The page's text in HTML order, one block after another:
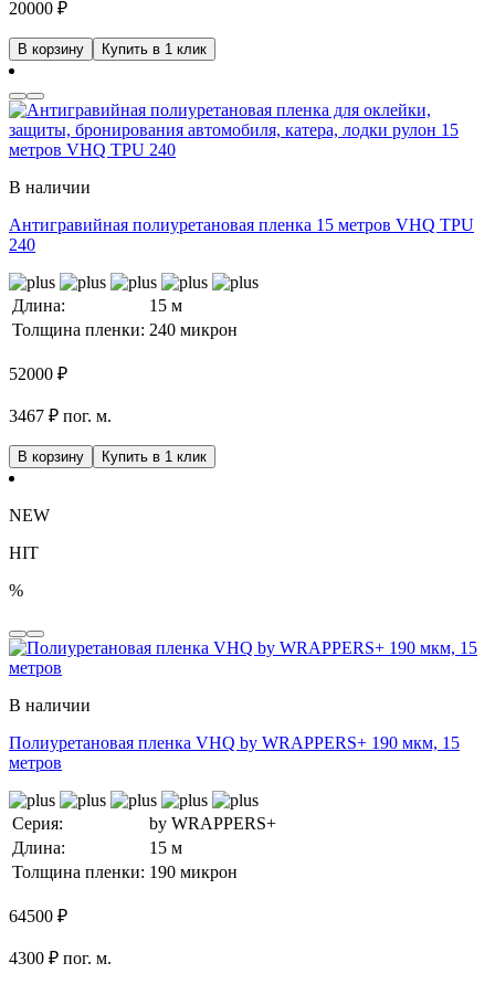
20000 ₽
В корзину Купить в 1 клик
В наличии
Антигравийная полиуретановая пленка 15 метров VHQ TPU
240
Длина:
15 м
Толщина пленки: 240 микрон
52000 ₽
3467 ₽ пог. м.
В корзину Купить в 1 клик
NEW
HIT
%
В наличии
Полиуретановая пленка VHQ by WRAPPERS+ 190 мкм, 15
метров
Серия:
by WRAPPERS+
Длина:
15 м
Толщина пленки: 190 микрон
64500 ₽
4300 ₽ пог. м.